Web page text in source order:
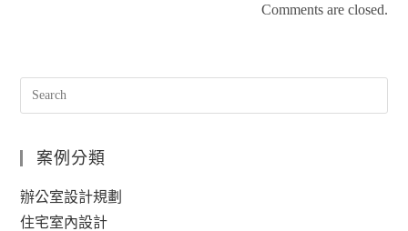
Comments are closed.
案例分類
辦公室設計規劃
住宅室內設計